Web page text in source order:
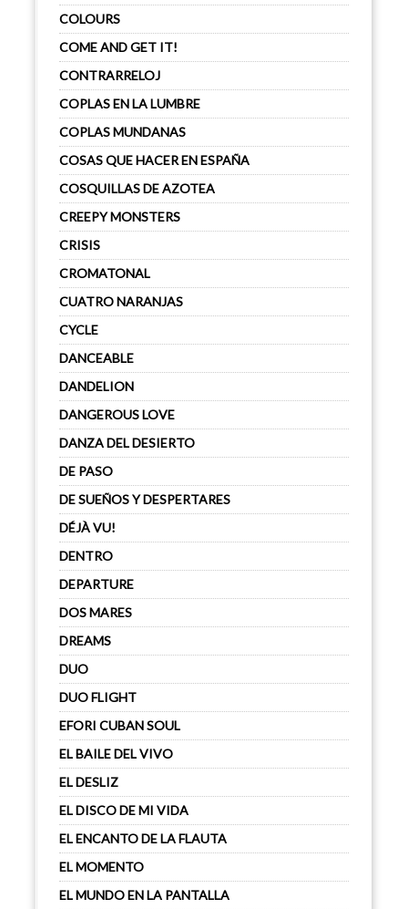
COLOURS
COME AND GET IT!
CONTRARRELOJ
COPLAS EN LA LUMBRE
COPLAS MUNDANAS
COSAS QUE HACER EN ESPAÑA
COSQUILLAS DE AZOTEA
CREEPY MONSTERS
CRISIS
CROMATONAL
CUATRO NARANJAS
CYCLE
DANCEABLE
DANDELION
DANGEROUS LOVE
DANZA DEL DESIERTO
DE PASO
DE SUEÑOS Y DESPERTARES
DÉJÀ VU!
DENTRO
DEPARTURE
DOS MARES
DREAMS
DUO
DUO FLIGHT
EFORI CUBAN SOUL
EL BAILE DEL VIVO
EL DESLIZ
EL DISCO DE MI VIDA
EL ENCANTO DE LA FLAUTA
EL MOMENTO
EL MUNDO EN LA PANTALLA